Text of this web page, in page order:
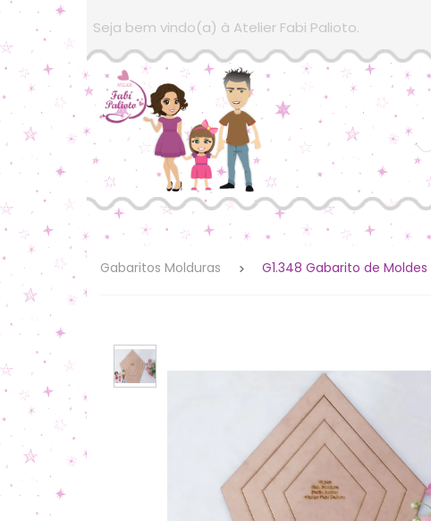
Seja bem vindo(a) à Atelier Fabi Palioto.
Gabaritos Molduras G1.348 Gabarito de